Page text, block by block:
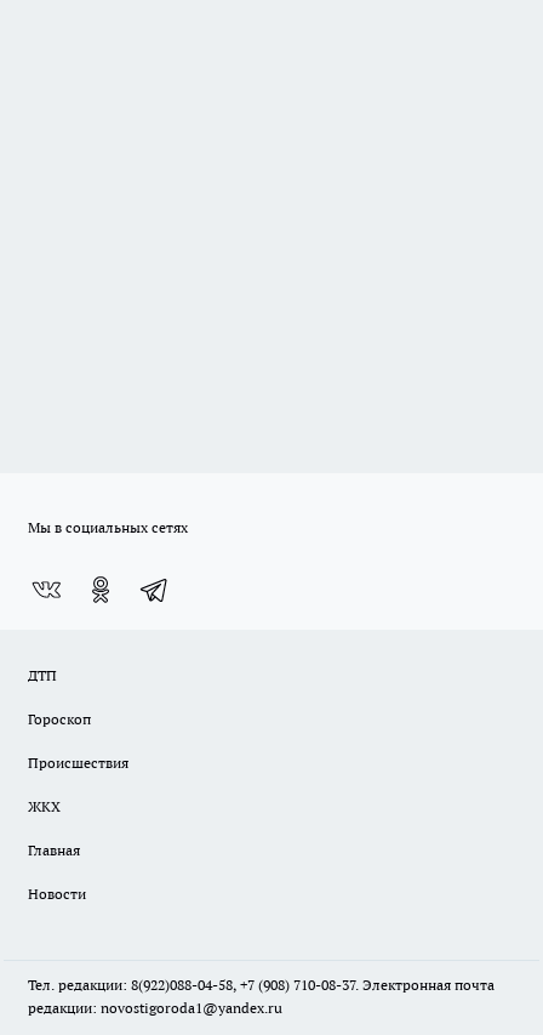
Мы в социальных сетях
ДТП
Гороскоп
Происшествия
ЖКХ
Главная
Новости
Тел. редакции: 8(922)088-04-58, +7 (908) 710-08-37. Электронная почта
редакции: novostigoroda1@yandex.ru